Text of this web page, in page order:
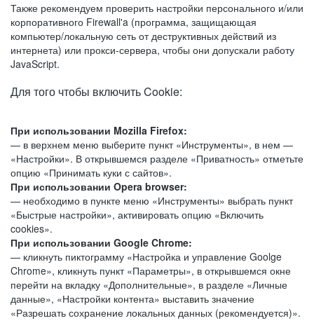
Также рекомендуем проверить настройки персонального и/или
корпоративного Firewall'a (программа, защищающая
компьютер/локальную сеть от деструктивных действий из
интернета) или прокси-сервера, чтобы они допускали работу
JavaScript.
Для того чтобы включить Cookie:
При использовании Mozilla Firefox:
— в верхнем меню выберите пункт «Инструменты», в нем —
«Настройки». В открывшемся разделе «Приватность» отметьте
опцию «Принимать куки с сайтов».
При использовании Opera browser:
— необходимо в пункте меню «Инструменты» выбрать пункт
«Быстрые настройки», активировать опцию «Включить
cookies».
При использовании Google Chrome:
— кликнуть пиктограмму «Настройка и управление Goolge
Chrome», кликнуть пункт «Параметры», в открывшемся окне
перейти на вкладку «Дополнительные», в разделе «Личные
данные», «Настройки контента» выставить значение
«Разрешать сохранение локальных данных (рекомендуется)».